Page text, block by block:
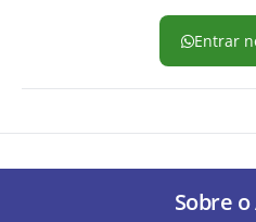
Entrar
Sobre